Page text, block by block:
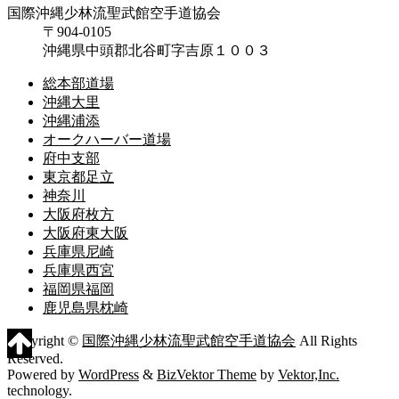
国際沖縄少林流聖武館空手道協会
〒904-0105
沖縄県中頭郡北谷町字吉原１００３
総本部道場
沖縄大里
沖縄浦添
オークハーバー道場
府中支部
東京都足立
神奈川
大阪府枚方
大阪府東大阪
兵庫県尼崎
兵庫県西宮
福岡県福岡
鹿児島県枕崎
Copyright © 国際沖縄少林流聖武館空手道協会 All Rights
Reserved.
Powered by WordPress & BizVektor Theme by Vektor,Inc.
technology.